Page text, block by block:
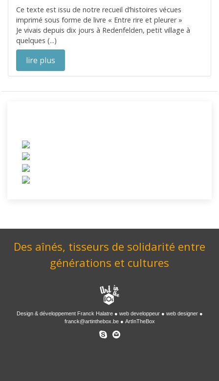
Ce texte est issu de notre recueil d’histoires vécues
imprimé sous forme de livre « Entre rire et pleurer »
Je vivais depuis dix jours à Redenfelden, petit village à
quelques (...)
lire plus
Des aînés, tisseurs de solidarité entre
générations et cultures
Design & développement Franck Halatre web developpeur
web designer
franck@artinthebox.be
ArtInTheBox